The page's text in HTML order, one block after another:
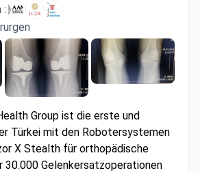
:
Group ist die erste und
Türkei mit den Robotersystemen
X Stealth für orthopädische
30.000 Gelenkersatzoperationen